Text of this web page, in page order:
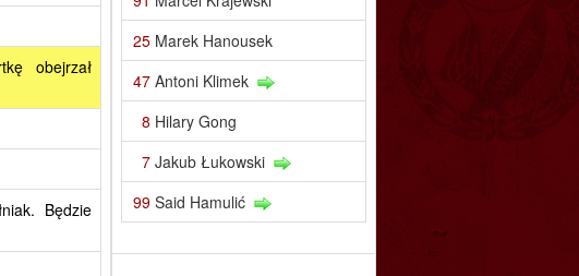
obejrzał
Będzie
25 Marek Hanousek
47 Antoni Klimek
8 Hilary Gong
7 Jakub Łukowski
99 Said Hamulić